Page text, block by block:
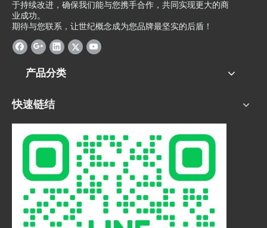
居、汽车等领域，为客户带
来了舒适和美观的体验。
新北市针车代工、北部针车
代工和淡水针车代工等地区
的代工厂以其优质的产品和
信任和支持。他们不仅能够
建议和解决方案。无论是国
内客户还是国际客户，他们
都能够满足不同客户的需
求。
总之，新北市针车代工、北
部针车代工和淡水针车代工
和初创企业。对于大型企业
来说，针车代工-成衣代工
的研发和市场推广。
总之，针车代工-成衣代工
作为现代企业提供了一种高
效、专业和成本节省的制衣
解决方案。它不仅能够提高
企业的竞争力，还能够促进
于持续改进，确保我们能与您携手合作，共同实现更大的商
业成功。
期待与您联系，让世纪概念成为您品牌最坚实的后盾！
产品分类
快速链结